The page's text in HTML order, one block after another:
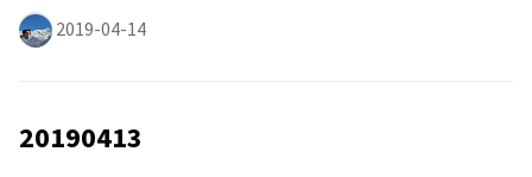
2019-04-14
20190413